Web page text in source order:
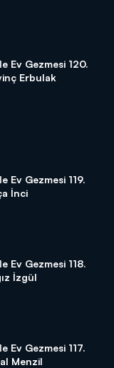
Ev Gezmesi 120.
Erbulak
Ev Gezmesi 119.
İnci
Ev Gezmesi 118.
İzgül
Ev Gezmesi 117.
Menzil